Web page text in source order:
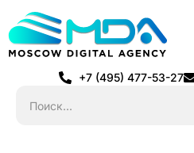
+7 (495) 477-53-27